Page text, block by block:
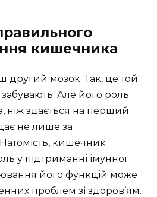
кишечника
мозок. Так, це той
Але його роль
ніж здається на перший
не лише за
кишечник
у підтриманні імунної
його функцій може
проблем зі здоров’ям.